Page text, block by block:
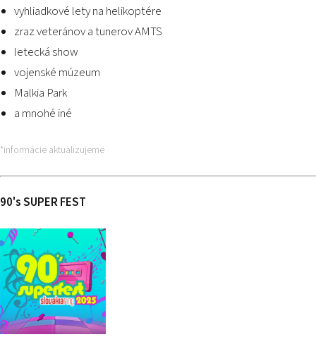
vyhliadkové lety na helikoptére
zraz veteránov a tunerov AMTS
letecká show
vojenské múzeum
Malkia Park
a mnohé iné
*informácie aktualizujeme
90's SUPER FEST